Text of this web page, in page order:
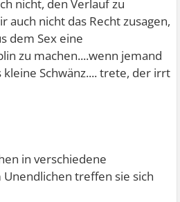
nicht, den Verlauf zu
auch nicht das Recht zusagen,
dem Sex eine
zu machen....wenn jemand
kleine Schwänz.... trete, der irrt
in verschiedene
Unendlichen treffen sie sich